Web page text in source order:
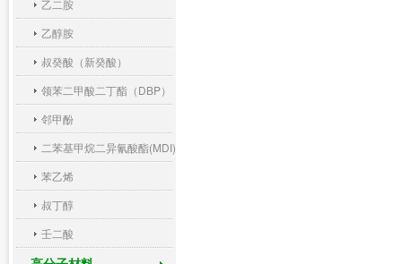
乙二胺
乙醇胺
叔癸酸（新癸酸）
领苯二甲酸二丁酯（DBP）
邻甲酚
二苯基甲烷二异氰酸酯(MDI)
苯乙烯
叔丁醇
壬二酸